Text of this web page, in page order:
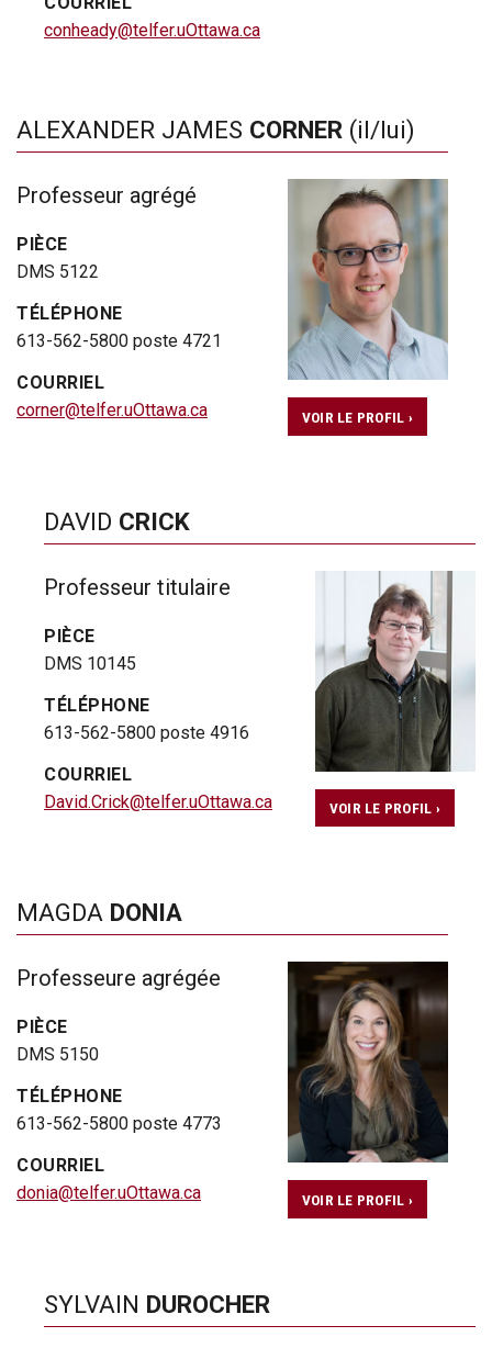
conheady@telfer.uOttawa.ca
ALEXANDER JAMES CORNER (il/lui)
Professeur agrégé
PIÈCE
DMS 5122
TÉLÉPHONE
613-562-5800 poste 4721
COURRIEL
corner@telfer.uOttawa.ca
VOIR LE PROFIL ›
DAVID CRICK
Professeur titulaire
PIÈCE
DMS 10145
TÉLÉPHONE
613-562-5800 poste 4916
COURRIEL
David.Crick@telfer.uOttawa.ca
VOIR LE PROFIL ›
MAGDA DONIA
Professeure agrégée
PIÈCE
DMS 5150
TÉLÉPHONE
613-562-5800 poste 4773
COURRIEL
donia@telfer.uOttawa.ca
VOIR LE PROFIL ›
SYLVAIN DUROCHER